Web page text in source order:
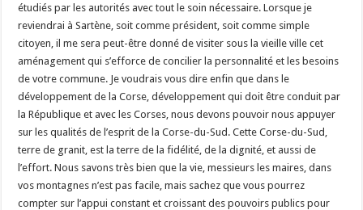
étudiés par les autorités avec tout le soin nécessaire. Lorsque je
reviendrai à Sartène, soit comme président, soit comme simple
citoyen, il me sera peut-être donné de visiter sous la vieille ville cet
aménagement qui s’efforce de concilier la personnalité et les besoins
de votre commune. Je voudrais vous dire enfin que dans le
développement de la Corse, développement qui doit être conduit par
la République et avec les Corses, nous devons pouvoir nous appuyer
sur les qualités de l’esprit de la Corse-du-Sud. Cette Corse-du-Sud,
terre de granit, est la terre de la fidélité, de la dignité, et aussi de
l’effort. Nous savons très bien que la vie, messieurs les maires, dans
vos montagnes n’est pas facile, mais sachez que vous pourrez
compter sur l’appui constant et croissant des pouvoirs publics pour